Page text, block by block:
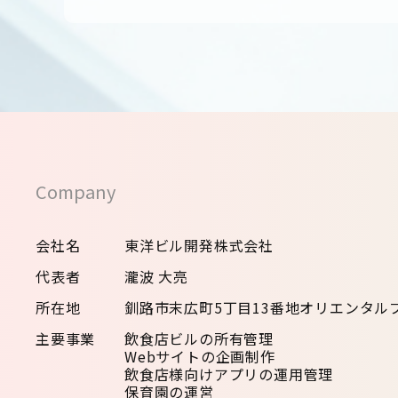
Company
会社名
東洋ビル開発株式会社
代表者
瀧波 大亮
所在地
釧路市末広町5丁目13番地オリエンタル
主要事業
飲食店ビルの所有管理
Webサイトの企画制作
飲食店様向けアプリの運用管理
保育園の運営